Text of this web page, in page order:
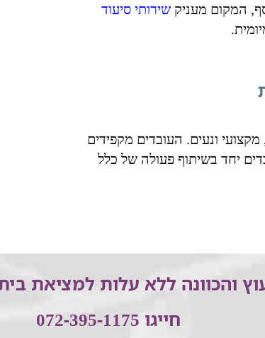
המקום מעניק שירותי סיעוד
ונעים. העובדים מקפידים
יחד בשיתוף פעולה של כלל
והכוונה ללא עלות למציאת
חייגו 072-395-1175